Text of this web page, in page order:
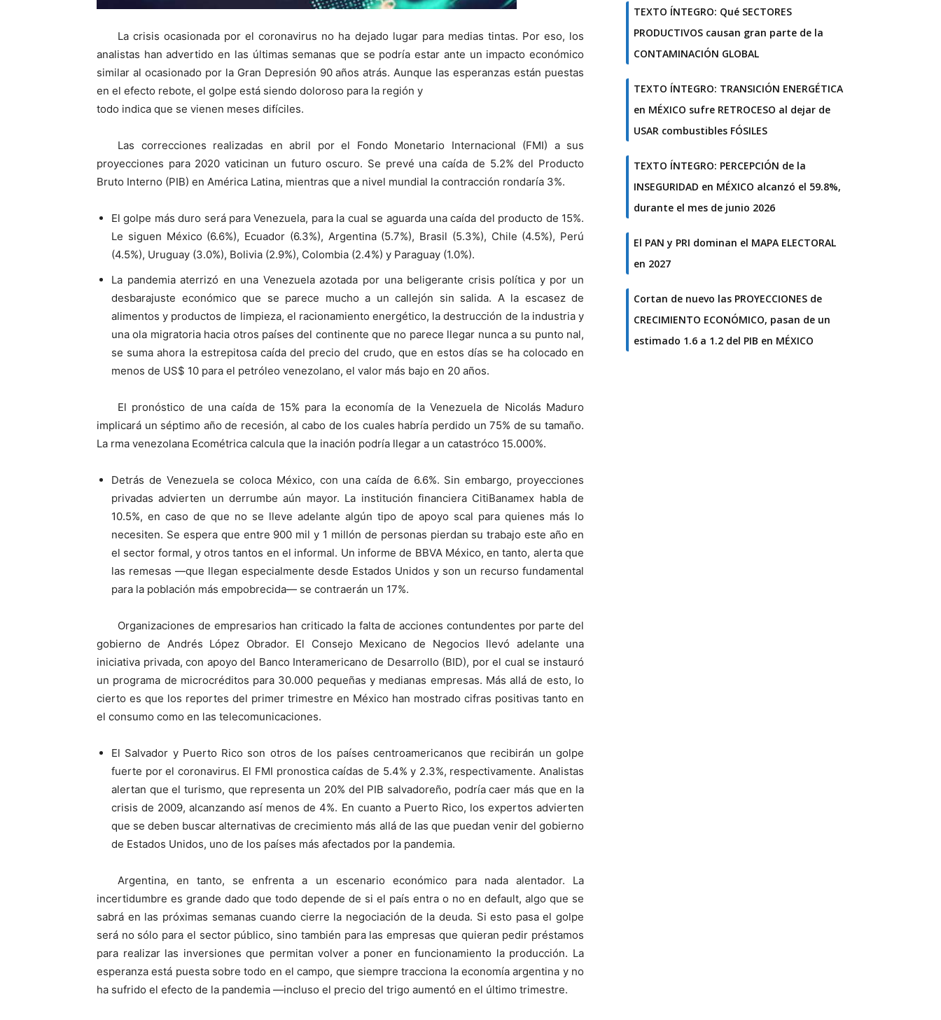
La crisis ocasionada por el coronavirus no ha dejado lugar para medias tintas. Por eso, los
analistas han advertido en las últimas semanas que se podría estar ante un impacto económico
similar al ocasionado por la Gran Depresión 90 años atrás. Aunque las esperanzas están puestas
en el efecto rebote, el golpe está siendo doloroso para la región y
todo indica que se vienen meses difíciles.
Las correcciones realizadas en abril por el Fondo Monetario Internacional (FMI) a sus
proyecciones para 2020 vaticinan un futuro oscuro. Se prevé una caída de 5.2% del Producto
Bruto Interno (PIB) en América Latina, mientras que a nivel mundial la contracción rondaría 3%.
El golpe más duro será para Venezuela, para la cual se aguarda una caída del producto de 15%.
Le siguen México (6.6%), Ecuador (6.3%), Argentina (5.7%), Brasil (5.3%), Chile (4.5%), Perú
(4.5%), Uruguay (3.0%), Bolivia (2.9%), Colombia (2.4%) y Paraguay (1.0%).
La pandemia aterrizó en una Venezuela azotada por una beligerante crisis política y por un
desbarajuste económico que se parece mucho a un callejón sin salida. A la escasez de
alimentos y productos de limpieza, el racionamiento energético, la destrucción de la industria y
una ola migratoria hacia otros países del continente que no parece llegar nunca a su punto nal,
se suma ahora la estrepitosa caída del precio del crudo, que en estos días se ha colocado en
menos de US$ 10 para el petróleo venezolano, el valor más bajo en 20 años.
El pronóstico de una caída de 15% para la economía de la Venezuela de Nicolás Maduro
implicará un séptimo año de recesión, al cabo de los cuales habría perdido un 75% de su tamaño.
La rma venezolana Ecométrica calcula que la inación podría llegar a un catastróco 15.000%.
Detrás de Venezuela se coloca México, con una caída de 6.6%. Sin embargo, proyecciones
privadas advierten un derrumbe aún mayor. La institución financiera CitiBanamex habla de
10.5%, en caso de que no se lleve adelante algún tipo de apoyo scal para quienes más lo
necesiten. Se espera que entre 900 mil y 1 millón de personas pierdan su trabajo este año en
el sector formal, y otros tantos en el informal. Un informe de BBVA México, en tanto, alerta que
las remesas —que llegan especialmente desde Estados Unidos y son un recurso fundamental
para la población más empobrecida— se contraerán un 17%.
Organizaciones de empresarios han criticado la falta de acciones contundentes por parte del
gobierno de Andrés López Obrador. El Consejo Mexicano de Negocios llevó adelante una
iniciativa privada, con apoyo del Banco Interamericano de Desarrollo (BID), por el cual se instauró
un programa de microcréditos para 30.000 pequeñas y medianas empresas. Más allá de esto, lo
cierto es que los reportes del primer trimestre en México han mostrado cifras positivas tanto en
el consumo como en las telecomunicaciones.
El Salvador y Puerto Rico son otros de los países centroamericanos que recibirán un golpe
fuerte por el coronavirus. El FMI pronostica caídas de 5.4% y 2.3%, respectivamente. Analistas
alertan que el turismo, que representa un 20% del PIB salvadoreño, podría caer más que en la
crisis de 2009, alcanzando así menos de 4%. En cuanto a Puerto Rico, los expertos advierten
que se deben buscar alternativas de crecimiento más allá de las que puedan venir del gobierno
de Estados Unidos, uno de los países más afectados por la pandemia.
Argentina, en tanto, se enfrenta a un escenario económico para nada alentador. La
incertidumbre es grande dado que todo depende de si el país entra o no en default, algo que se
sabrá en las próximas semanas cuando cierre la negociación de la deuda. Si esto pasa el golpe
será no sólo para el sector público, sino también para las empresas que quieran pedir préstamos
para realizar las inversiones que permitan volver a poner en funcionamiento la producción. La
esperanza está puesta sobre todo en el campo, que siempre tracciona la economía argentina y no
ha sufrido el efecto de la pandemia —incluso el precio del trigo aumentó en el último trimestre.
TEXTO ÍNTEGRO: Qué SECTORES
PRODUCTIVOS causan gran parte de la
CONTAMINACIÓN GLOBAL
TEXTO ÍNTEGRO: TRANSICIÓN ENERGÉTICA
en MÉXICO sufre RETROCESO al dejar de
USAR combustibles FÓSILES
TEXTO ÍNTEGRO: PERCEPCIÓN de la
INSEGURIDAD en MÉXICO alcanzó el 59.8%,
durante el mes de junio 2026
El PAN y PRI dominan el MAPA ELECTORAL
en 2027
Cortan de nuevo las PROYECCIONES de
CRECIMIENTO ECONÓMICO, pasan de un
estimado 1.6 a 1.2 del PIB en MÉXICO